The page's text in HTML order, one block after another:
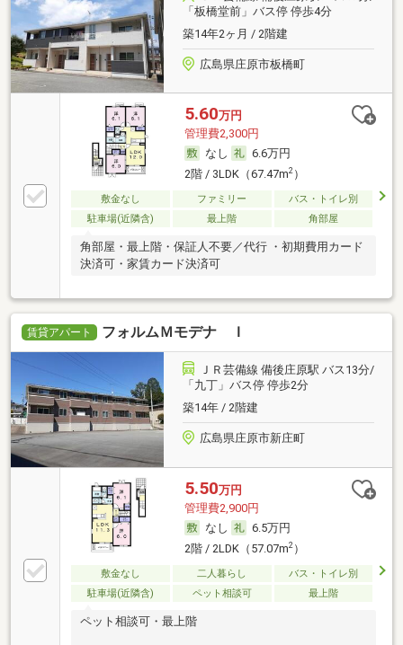
「板橋堂前」バス停 停歩4分
築14年2ヶ月 / 2階建
広島県庄原市板橋町
5.60万円
管理費2,300円
なし
6.6万円
2階 / 3LDK（67.47m2）
敷金なし ファミリー
バス・トイレ別
駐車場(近隣含)
最上階 角部屋
角部屋・最上階・保証人不要／代行 ・初期費用カード
決済可・家賃カード決済可
賃貸アパート フォルムＭモデナ Ｉ
ＪＲ芸備線 備後庄原駅 バス13分/
「九丁」バス停 停歩2分
築14年 / 2階建
広島県庄原市新庄町
5.50万円
管理費2,900円
なし
6.5万円
2階 / 2LDK（57.07m2）
敷金なし 二人暮らし
バス・トイレ別
駐車場(近隣含)
ペット相談可 最上階
ペット相談可・最上階